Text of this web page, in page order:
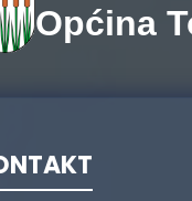
Općina